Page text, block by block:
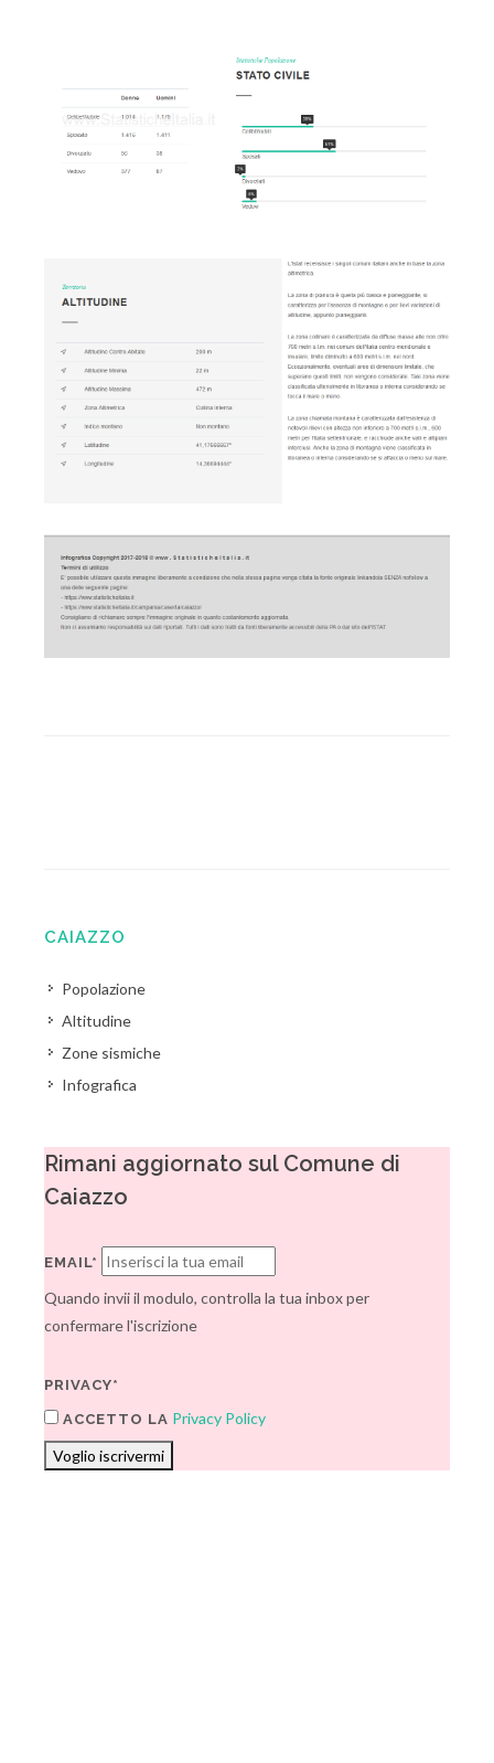
CAIAZZO
Popolazione
Altitudine
Zone sismiche
Infografica
Rimani aggiornato sul Comune di
Caiazzo
EMAIL*
Quando invii il modulo, controlla la tua inbox per
confermare l'iscrizione
PRIVACY*
ACCETTO LA Privacy Policy
Voglio iscrivermi